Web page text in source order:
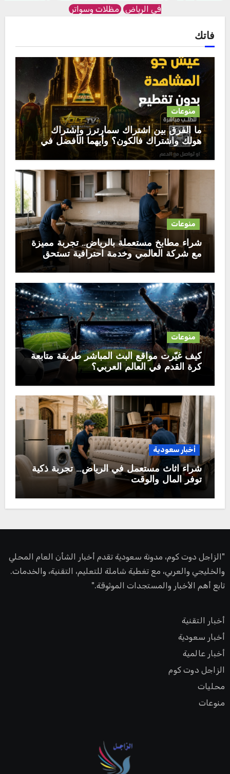
في الرياض مظلات وسواتر
فاتك
منوعات
ما الفرق بين اشتراك سمارترز واشتراك
هولك واشتراك فالكون؟ وأيهما الأفضل في
2026
منوعات
شراء مطابخ مستعملة بالرياض.. تجربة مميزة
مع شركة العالمي وخدمة احترافية تستحق
منوعات
كيف غيّرت مواقع البث المباشر طريقة متابعة
كرة القدم في العالم العربي؟
أخبار سعودية
شراء اثاث مستعمل في الرياض… تجربة ذكية
توفر المال والوقت
"الزاجل دوت كوم، مدونة سعودية تقدم أخبار الشأن العام المحلي
والخليجي والعربي، مع تغطية شاملة للتعليم، التقنية، والخدمات.
تابع أهم الأخبار والمستجدات الموثوقة."
أخبار التقنية
أخبار سعودية
أخبار عالمية
الزاجل دوت كوم
محليات
منوعات